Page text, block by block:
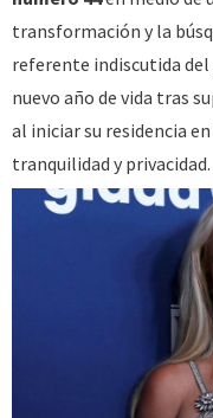
transformación y la
referente indiscutida del
nuevo año de vida tras
al iniciar su residencia
tranquilidad y privacidad.